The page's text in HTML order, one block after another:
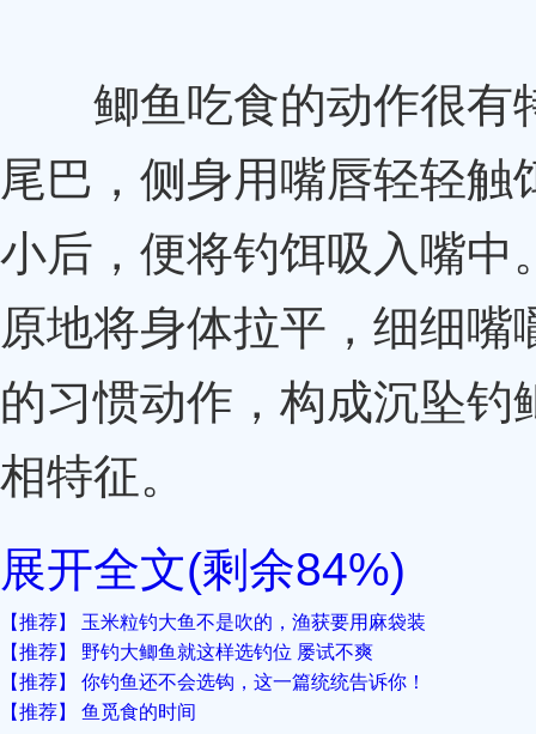
鲫鱼吃食的动作很有
尾巴，侧身用嘴唇轻轻
小后，便将钓饵吸入嘴中
原地将身体拉平，细细
的习惯动作，构成沉坠
相特征。
展开全文(剩余84%)
【推荐】 玉米粒钓大鱼不是吹的，渔获要用麻袋装
【推荐】 野钓大鲫鱼就这样选钓位 屡试不爽
【推荐】 你钓鱼还不会选钩，这一篇统统告诉你！
【推荐】 鱼觅食的时间